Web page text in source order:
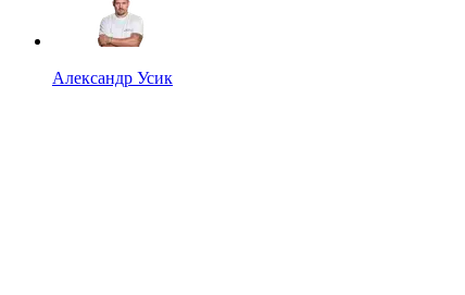
Александр Усик